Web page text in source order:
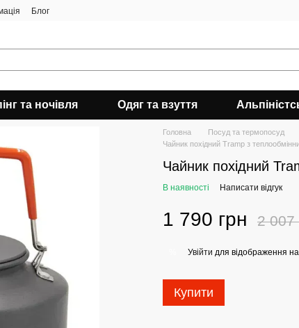
Блог
та ночівля Одяг та взуття
Головна Посуд та термопосуд
Чайник похідний Tramp з
Чайник похідний
В наявності Написати відгук
1 790 грн 2 007
Увійти для відображення
Купити